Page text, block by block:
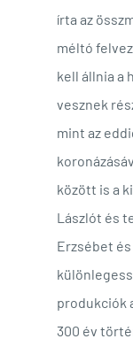
írta az
méltó
kell állnia a
vesznek
mint az
között is a
Lászlót és
Erzsébet és
produkciók
300 év